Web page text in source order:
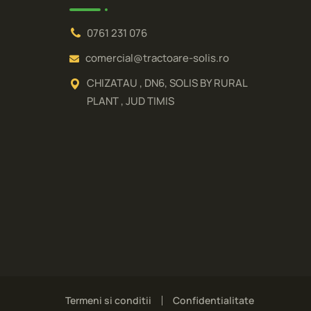
0761 231 076
comercial@tractoare-solis.ro
CHIZATAU , DN6, SOLIS BY RURAL
PLANT , JUD TIMIS
Termeni si conditii Confidentialitate